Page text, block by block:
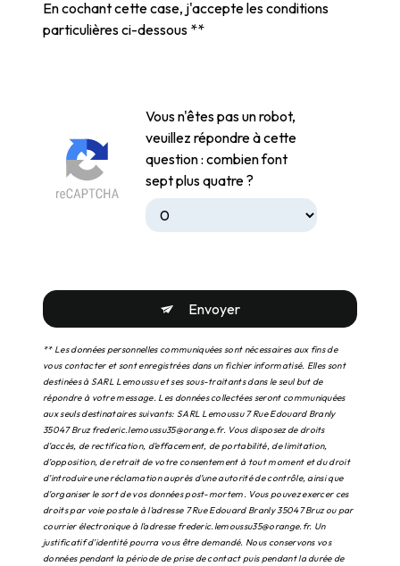
En cochant cette case, j'accepte les conditions
particulières ci-dessous **
Vous n'êtes pas un robot,
veuillez répondre à cette
question : combien font
sept plus quatre ?
Envoyer
** Les données personnelles communiquées sont nécessaires aux fins de
vous contacter et sont enregistrées dans un fichier informatisé. Elles sont
destinées à SARL Lemoussu et ses sous-traitants dans le seul but de
répondre à votre message. Les données collectées seront communiquées
aux seuls destinataires suivants: SARL Lemoussu 7 Rue Edouard Branly
35047 Bruz frederic.lemoussu35@orange.fr. Vous disposez de droits
d’accès, de rectification, d’effacement, de portabilité, de limitation,
d’opposition, de retrait de votre consentement à tout moment et du droit
d’introduire une réclamation auprès d’une autorité de contrôle, ainsi que
d’organiser le sort de vos données post-mortem. Vous pouvez exercer ces
droits par voie postale à l'adresse 7 Rue Edouard Branly 35047 Bruz ou par
courrier électronique à l'adresse frederic.lemoussu35@orange.fr. Un
justificatif d'identité pourra vous être demandé. Nous conservons vos
données pendant la période de prise de contact puis pendant la durée de